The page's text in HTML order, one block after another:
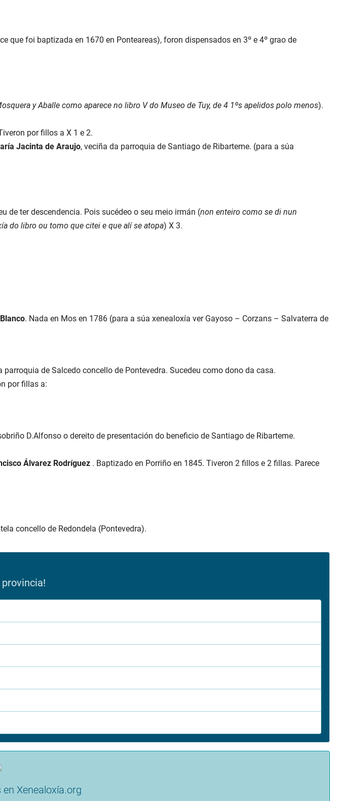
que foi baptizada en 1670 en Ponteareas), foron dispensados en 3º e 4º grao de
y Aballe como aparece no libro V do Museo de Tuy, de 4 1ºs apelidos polo menos).
por fillos a X 1 e 2.
Jacinta de Araujo, veciña da parroquia de Santiago de Ribarteme. (para a súa
de ter descendencia. Pois sucédeo o seu meio irmán (non enteiro como se di nun
do libro ou tomo que citei e que alí se atopa) X 3.
. Nada en Mos en 1786 (para a súa xenealoxía ver Gayoso – Corzans – Salvaterra de
de Salcedo concello de Pontevedra. Sucedeu como dono da casa.
por fillas a:
D.Alfonso o dereito de presentación do beneficio de Santiago de Ribarteme.
Álvarez Rodríguez . Baptizado en Porriño en 1845. Tiveron 2 fillos e 2 fillas. Parece
concello de Redondela (Pontevedra).
Xenealoxía.org